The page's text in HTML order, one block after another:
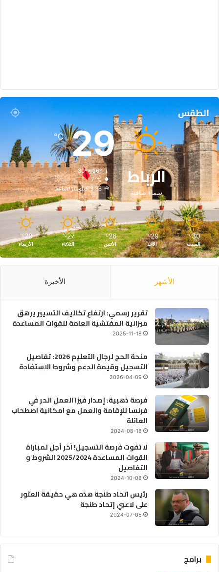
الطقس
الرباط
سماء صافية
29
℃
30º - 26º
71%
3.38 كيلومتر/ساعة
30
℃
السبت
29
℃
الأحد
26
℃
الأثنين
27
℃
الثلاثاء
29
℃
الأربعاء
الأشهر الأخيرة
تقرير رسمي: ارتفاع تكاليف التسيير يرهق
ميزانية المفتشية العامة للقوات المساعدة
2025-11-18
منحة الحج لرجال التعليم 2026: تفاصيل
التسجيل وقيمة الدعم وشروط الاستفادة
2026-04-09
فرصة ذهبية: إصدار فيزا العمل الحر في
فرنسا للإقامة والعمل مع امكانية اصطحاب
العائلة
2024-08-18
لا تفوت فرصة التسجيل! آخر أجل لمباراة
القوات المساعدة 2025/2024 الشروط و
التفاصيل
2024-10-08
رئيس اتحاد طنجة هذه هي حقيقة العثور
على لاعبي إتحاد طنجة
2024-07-06
برامج